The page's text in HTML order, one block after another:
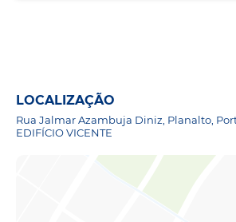
LOCALIZAÇÃO
Rua Jalmar Azambuja Diniz, Planalto,
EDIFÍCIO VICENTE